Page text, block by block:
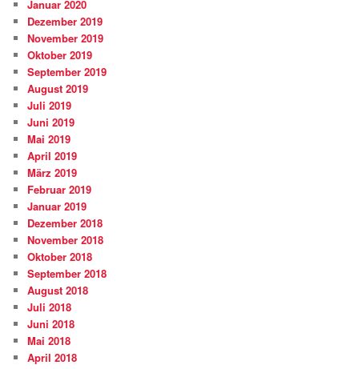
Januar 2020
Dezember 2019
November 2019
Oktober 2019
September 2019
August 2019
Juli 2019
Juni 2019
Mai 2019
April 2019
März 2019
Februar 2019
Januar 2019
Dezember 2018
November 2018
Oktober 2018
September 2018
August 2018
Juli 2018
Juni 2018
Mai 2018
April 2018